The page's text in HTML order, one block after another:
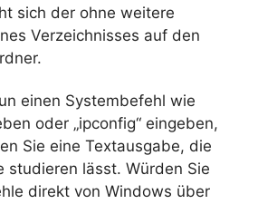
sich der ohne weitere
Verzeichnisses auf den
einen Systembefehl wie
oder „ipconfig“ eingeben,
Sie eine Textausgabe, die
studieren lässt. Würden Sie
direkt von Windows über